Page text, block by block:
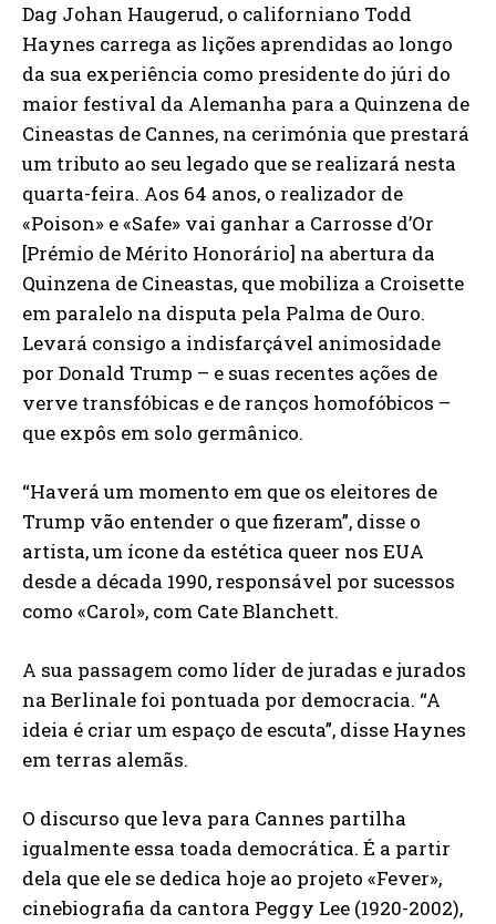
Dag Johan Haugerud, o californiano Todd
Haynes carrega as lições aprendidas ao longo
da sua experiência como presidente do júri do
maior festival da Alemanha para a Quinzena de
Cineastas de Cannes, na cerimónia que prestará
um tributo ao seu legado que se realizará nesta
quarta-feira. Aos 64 anos, o realizador de
«Poison» e «Safe» vai ganhar a Carrosse d’Or
[Prémio de Mérito Honorário] na abertura da
Quinzena de Cineastas, que mobiliza a Croisette
em paralelo na disputa pela Palma de Ouro.
Levará consigo a indisfarçável animosidade
por Donald Trump – e suas recentes ações de
verve transfóbicas e de ranços homofóbicos –
que expôs em solo germânico.
“Haverá um momento em que os eleitores de
Trump vão entender o que fizeram”, disse o
artista, um ícone da estética queer nos EUA
desde a década 1990, responsável por sucessos
como «Carol», com Cate Blanchett.
A sua passagem como líder de juradas e jurados
na Berlinale foi pontuada por democracia. “A
ideia é criar um espaço de escuta”, disse Haynes
em terras alemãs.
O discurso que leva para Cannes partilha
igualmente essa toada democrática. É a partir
dela que ele se dedica hoje ao projeto «Fever»,
cinebiografia da cantora Peggy Lee (1920-2002),